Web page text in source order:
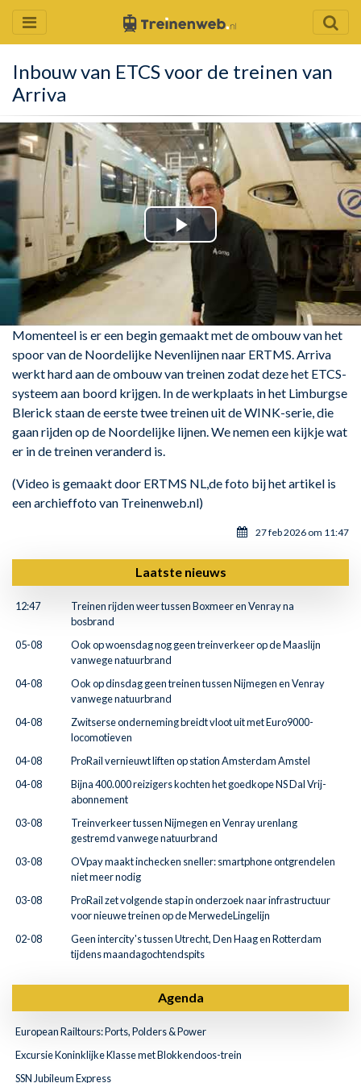
Inbouw van ETCS voor de treinen van
Arriva
Play
Video
Momenteel is er een begin gemaakt met de ombouw van het
spoor van de Noordelijke Nevenlijnen naar ERTMS. Arriva
werkt hard aan de ombouw van treinen zodat deze het ETCS-
systeem aan boord krijgen. In de werkplaats in het Limburgse
Blerick staan de eerste twee treinen uit de WINK-serie, die
gaan rijden op de Noordelijke lijnen. We nemen een kijkje wat
er in de treinen veranderd is.
(Video is gemaakt door ERTMS NL,de foto bij het artikel is
een archieffoto van Treinenweb.nl)
27 feb 2026 om 11:47
Laatste nieuws
12:47
Treinen rijden weer tussen Boxmeer en Venray na
bosbrand
05-08
Ook op woensdag nog geen treinverkeer op de Maaslijn
vanwege natuurbrand
04-08
Ook op dinsdag geen treinen tussen Nijmegen en Venray
vanwege natuurbrand
04-08
Zwitserse onderneming breidt vloot uit met Euro9000-
locomotieven
04-08
ProRail vernieuwt liften op station Amsterdam Amstel
04-08
Bijna 400.000 reizigers kochten het goedkope NS Dal Vrij-
abonnement
03-08
Treinverkeer tussen Nijmegen en Venray urenlang
gestremd vanwege natuurbrand
03-08
OVpay maakt inchecken sneller: smartphone ontgrendelen
niet meer nodig
03-08
ProRail zet volgende stap in onderzoek naar infrastructuur
voor nieuwe treinen op de MerwedeLingelijn
02-08
Geen intercity's tussen Utrecht, Den Haag en Rotterdam
tijdens maandagochtendspits
Agenda
European Railtours: Ports, Polders & Power
Excursie Koninklijke Klasse met Blokkendoos-trein
SSN Jubileum Express